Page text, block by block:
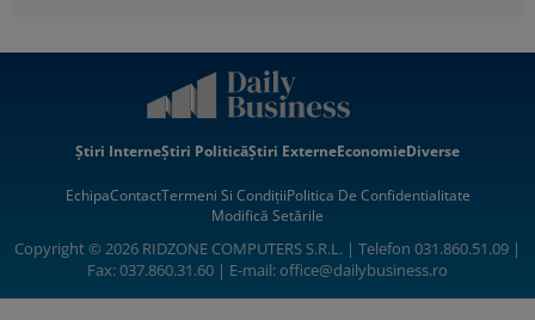
Știri InterneȘtiri PoliticăȘtiri ExterneEconomieDiverse
EchipaContactTermeni Si CondițiiPolitica De Confidentialitate
Modifică Setările
Copyright © 2026 RIDZONE COMPUTERS S.R.L. | Telefon 031.860.51.09 |
Fax: 037.860.31.60 | E-mail:office@dailybusiness.ro